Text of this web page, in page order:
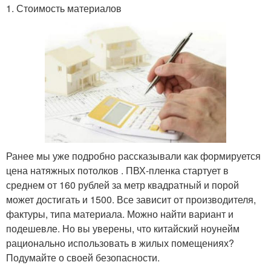
1. Стоимость материалов
Ранее мы уже подробно рассказывали как формируется
цена натяжных потолков . ПВХ-пленка стартует в
среднем от 160 рублей за метр квадратный и порой
может достигать и 1500. Все зависит от производителя,
фактуры, типа материала. Можно найти вариант и
подешевле. Но вы уверены, что китайский ноунейм
рационально использовать в жилых помещениях?
Подумайте о своей безопасности.